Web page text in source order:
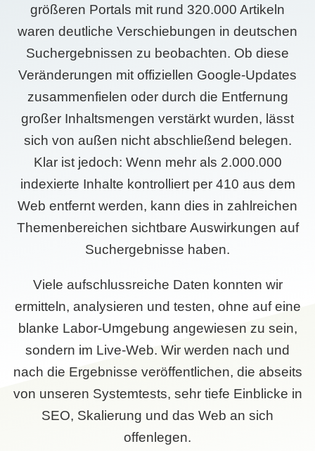
größeren Portals mit rund 320.000 Artikeln
waren deutliche Verschiebungen in deutschen
Suchergebnissen zu beobachten. Ob diese
Veränderungen mit offiziellen Google-Updates
zusammenfielen oder durch die Entfernung
großer Inhaltsmengen verstärkt wurden, lässt
sich von außen nicht abschließend belegen.
Klar ist jedoch: Wenn mehr als 2.000.000
indexierte Inhalte kontrolliert per 410 aus dem
Web entfernt werden, kann dies in zahlreichen
Themenbereichen sichtbare Auswirkungen auf
Suchergebnisse haben.
Viele aufschlussreiche Daten konnten wir
ermitteln, analysieren und testen, ohne auf eine
blanke Labor-Umgebung angewiesen zu sein,
sondern im Live-Web. Wir werden nach und
nach die Ergebnisse veröffentlichen, die abseits
von unseren Systemtests, sehr tiefe Einblicke in
SEO, Skalierung und das Web an sich
offenlegen.